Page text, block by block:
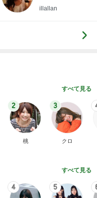
illallan
すべて見る
2
桃
3
クロ
すべて見る
4 5